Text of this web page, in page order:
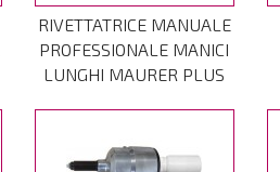
RIVETTATRICE MANUALE
PROFESSIONALE MANICI
LUNGHI MAURER PLUS